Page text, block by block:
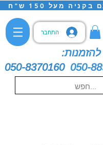
מעל 150 ש"ח
התחבר
להזמנות:
050-8370160 050-